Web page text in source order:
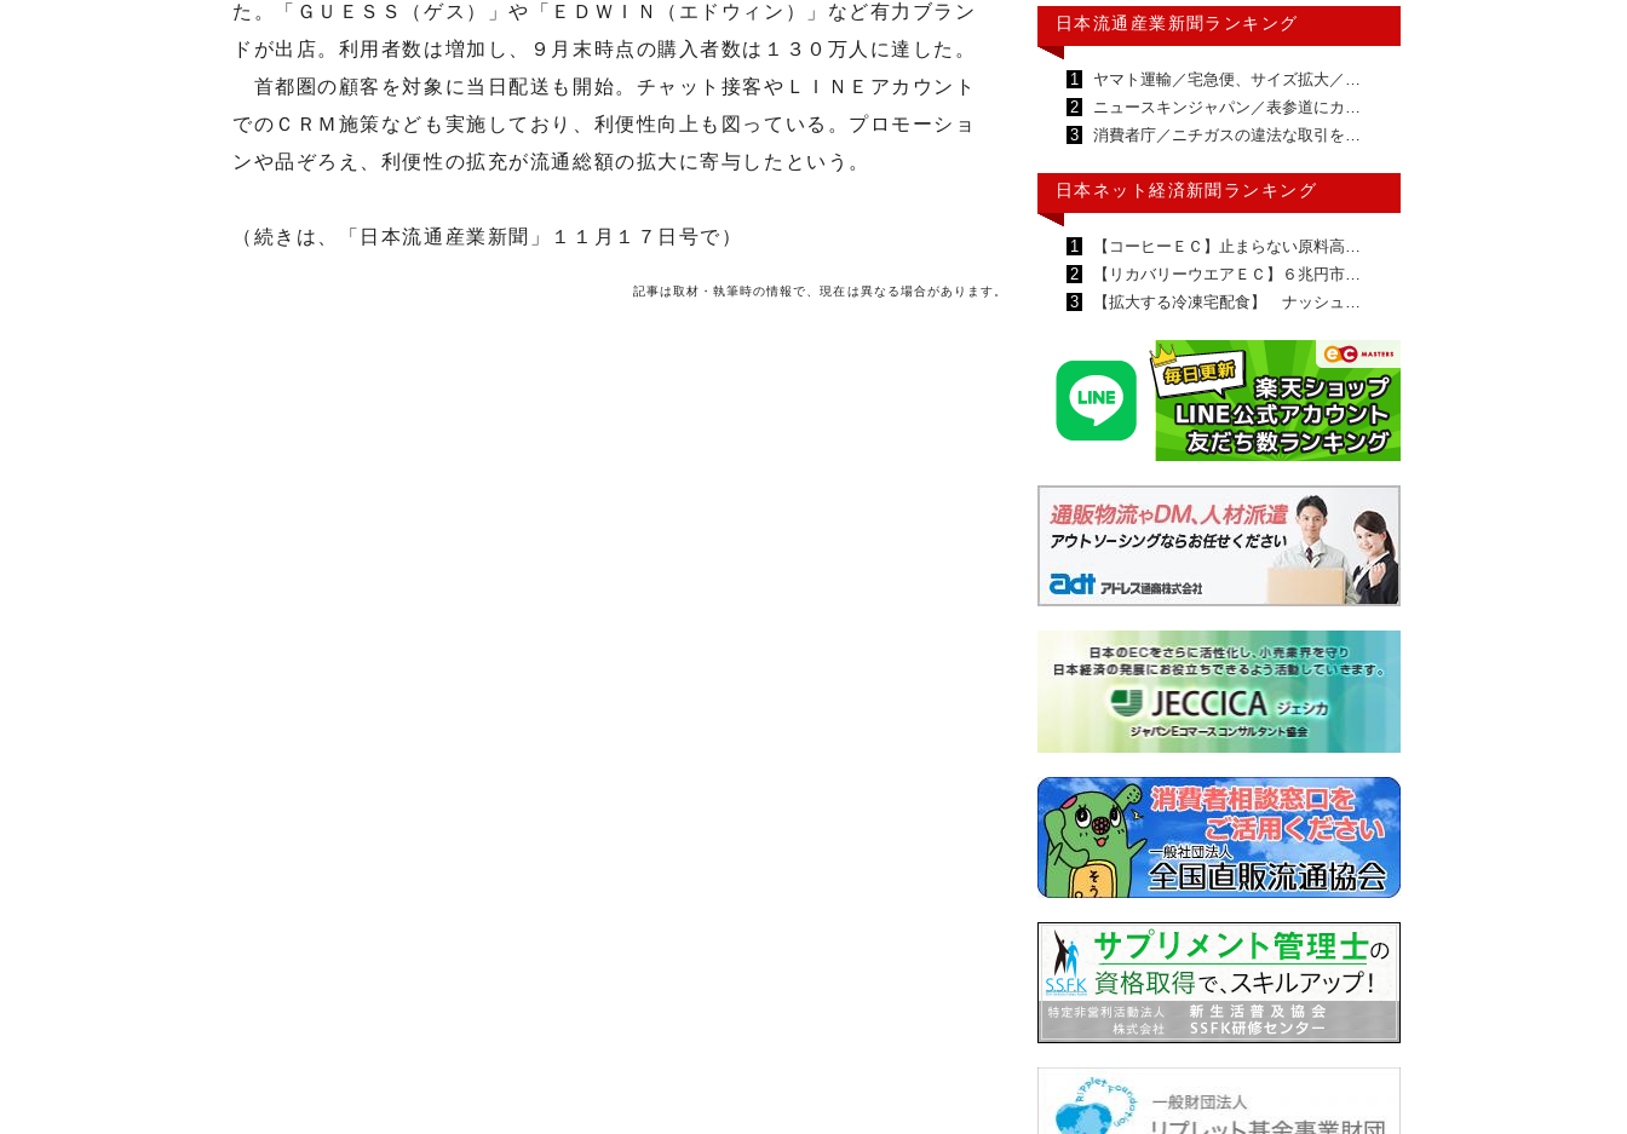
た。「ＧＵＥＳＳ（ゲス）」や「ＥＤＷＩＮ（エドウィン）」など有力ブラン
ドが出店。利用者数は増加し、９月末時点の購入者数は１３０万人に達した。
首都圏の顧客を対象に当日配送も開始。チャット接客やＬＩＮＥアカウント
でのＣＲＭ施策なども実施しており、利便性向上も図っている。プロモーショ
ンや品ぞろえ、利便性の拡充が流通総額の拡大に寄与したという。
（続きは、「日本流通産業新聞」１１月１７日号で）
記事は取材・執筆時の情報で、現在は異なる場合があります。
日本流通産業新聞ランキング
1
ヤマト運輸／宅急便、サイズ拡大／…
2
ニュースキンジャパン／表参道にカ…
3
消費者庁／ニチガスの違法な取引を…
日本ネット経済新聞ランキング
1
【コーヒーＥＣ】止まらない原料高…
2
【リカバリーウエアＥＣ】６兆円市…
3
【拡大する冷凍宅配食】 ナッシュ…